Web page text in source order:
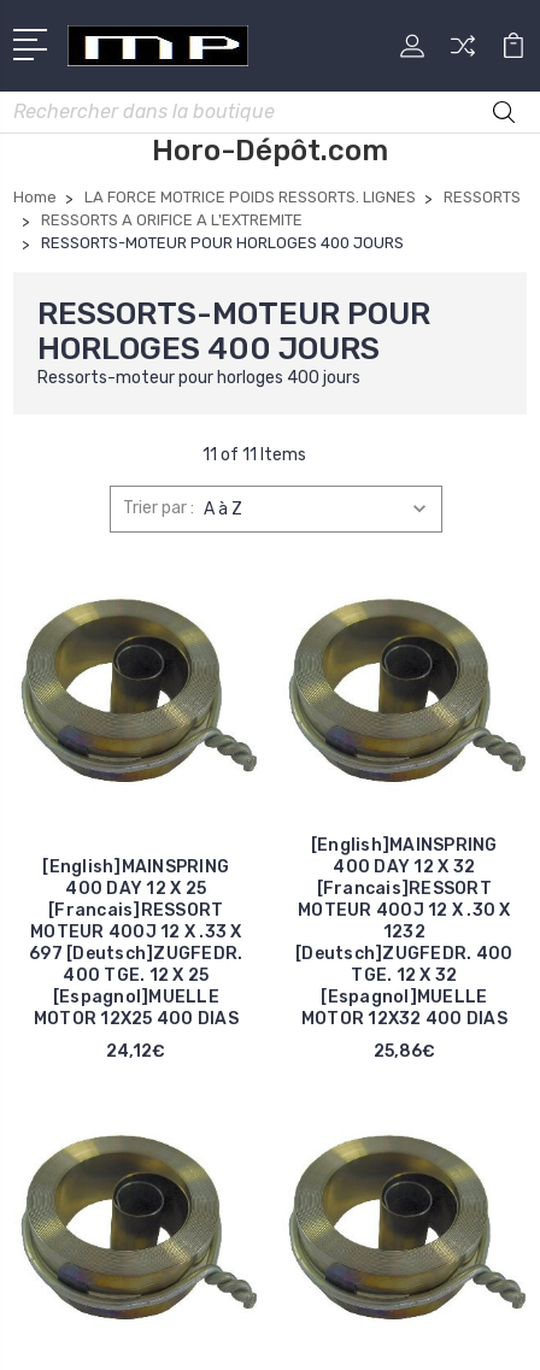
Rechercher
Horo-Dépôt.com
Home LA FORCE MOTRICE POIDS RESSORTS. LIGNES
RESSORTS
RESSORTS A ORIFICE A L'EXTREMITE
RESSORTS-MOTEUR POUR HORLOGES 400 JOURS
RESSORTS-MOTEUR POUR
HORLOGES 400 JOURS
Ressorts-moteur pour horloges 400 jours
11 of 11 Items
Trier par :
[English]MAINSPRING
400 DAY 12 X 25
[Francais]RESSORT
MOTEUR 400J 12 X .33 X
697 [Deutsch]ZUGFEDR.
400 TGE. 12 X 25
[Espagnol]MUELLE
MOTOR 12X25 400 DIAS
24,12€
[English]MAINSPRING
400 DAY 12 X 32
[Francais]RESSORT
MOTEUR 400J 12 X .30 X
1232
[Deutsch]ZUGFEDR. 400
TGE. 12 X 32
[Espagnol]MUELLE
MOTOR 12X32 400 DIAS
25,86€